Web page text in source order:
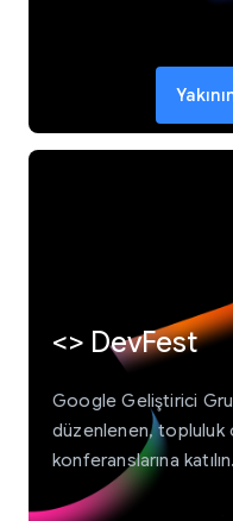
<> DevFest
Google Geliştirici
düzenlenen, topluluk
konferanslarına katılın.